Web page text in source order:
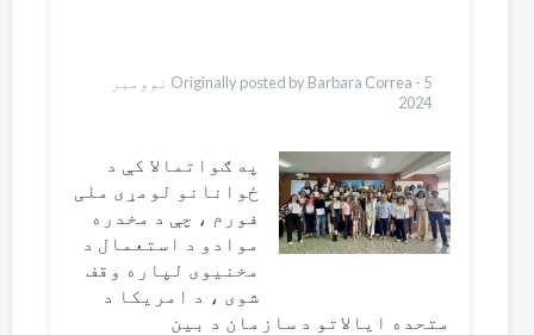
Originally posted by Barbara Correa - 5 نوومبر
2024
په ګواتمالا کې د
ځوانانو لومړی ملی
فورم ، چې د مخدره
موادو د استعمال د
مخنیوی لپاره وقف
شوی ، د امریکا د
متحده ایالاتو د سازمان د بین